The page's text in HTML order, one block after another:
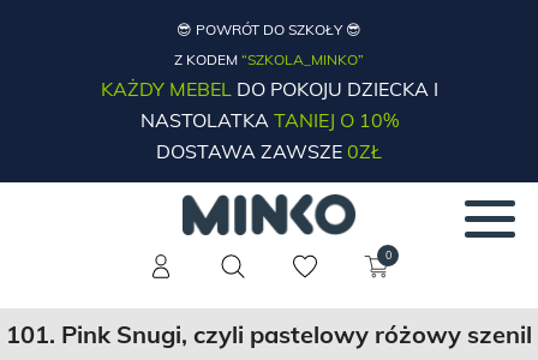
😎 POWRÓT DO SZKOŁY 😎
Z KODEM “SZKOLA_MINKO”
KAŻDY MEBELDO POKOJU DZIECKA I
NASTOLATKATANIEJ O 10%
DOSTAWA ZAWSZE 0ZŁ
0
101. Pink Snugi, czyli pastelowy różowy szenil